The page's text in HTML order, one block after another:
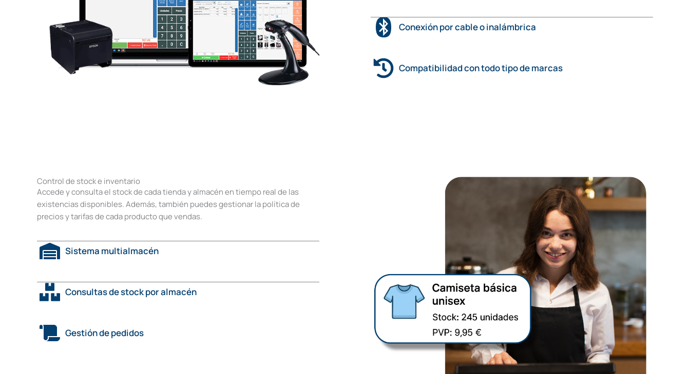
Conexión por cable o inalámbrica
Compatibilidad con todo tipo de marcas
Control de stock e inventario
Accede y consulta el stock de cada tienda y almacén en tiempo real de las
existencias disponibles. Además, también puedes gestionar la política de
precios y tarifas de cada producto que vendas.
Sistema multialmacén
Consultas de stock por almacén
Gestión de pedidos